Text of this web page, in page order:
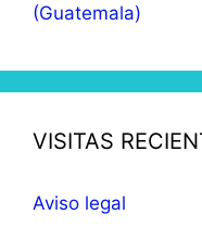
(Guatemala)
VISITAS
Aviso legal